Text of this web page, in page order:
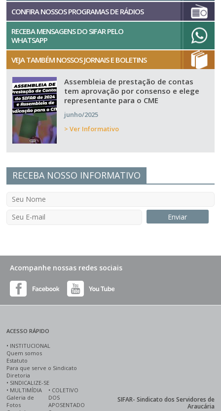
CONFIRA NOSSOS PROGRAMAS DE RÁDIOS
RECEBA MENSAGENS DO SIFAR PELO
WHATSAPP
VEJA TAMBÉM NOSSOS JORNAIS E BOLETINS
Assembleia de prestação de contas
tem aprovação por consenso e elege
representante para o CME
junho/2025
> Ver Informativo
RECEBA NOSSO INFORMATIVO
Acompanhe nossas redes sociais
ACESSO RÁPIDO
• INSTITUCIONAL
Quem somos
Estatuto
Para que serve o Sindicato
Diretoria
• SINDICALIZE-SE
• MULTIMÍDIA
Galeria de
Fotos
• COLETIVO
DOS
APOSENTADO
SIFAR- Sindicato dos Servidores de
Araucária